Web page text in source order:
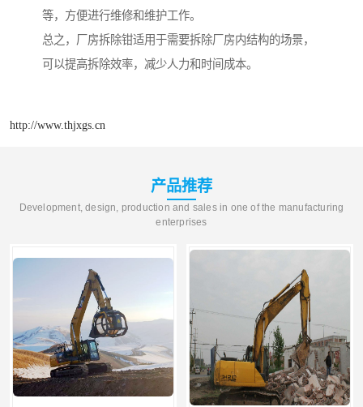
等，方便进行维修和维护工作。
总之，厂房拆除钳适用于需要拆除厂房内结构的场景，
可以提高拆除效率，减少人力和时间成本。
http://www.thjxgs.cn
产品推荐
Development, design, production and sales in one of the manufacturing
enterprises